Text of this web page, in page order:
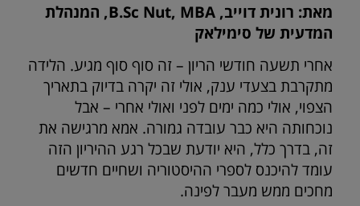
מאת: רונית דוייב, B.Sc Nut, MBA, המנהלת
המדעית של סימילאק
אחרי תשעה חודשי הריון – זה סוף סוף מגיע. הלידה
מתקרבת בצעדי ענק, אולי זה יקרה בדיוק בתאריך
הצפוי, אולי כמה ימים לפני ואולי אחרי – אבל
נוכחותה היא כבר עובדה גמורה. אמא מרגישה את
זה, בדרך כלל, היא יודעת שבכל רגע ההיריון הזה
עומד להיכנס לספרי ההיסטוריה ושחיים חדשים
מחכים ממש מעבר לפינה.